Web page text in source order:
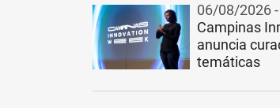
06/08/2026
Campinas
anuncia
temáticas